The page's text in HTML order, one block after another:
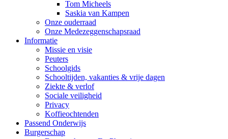
Tom Micheels
Saskia van Kampen
Onze ouderraad
Onze Medezeggenschapsraad
Informatie
Missie en visie
Peuters
Schoolgids
Schooltijden, vakanties & vrije dagen
Ziekte & verlof
Sociale veiligheid
Privacy
Koffieochtenden
Passend Onderwijs
Burgerschap